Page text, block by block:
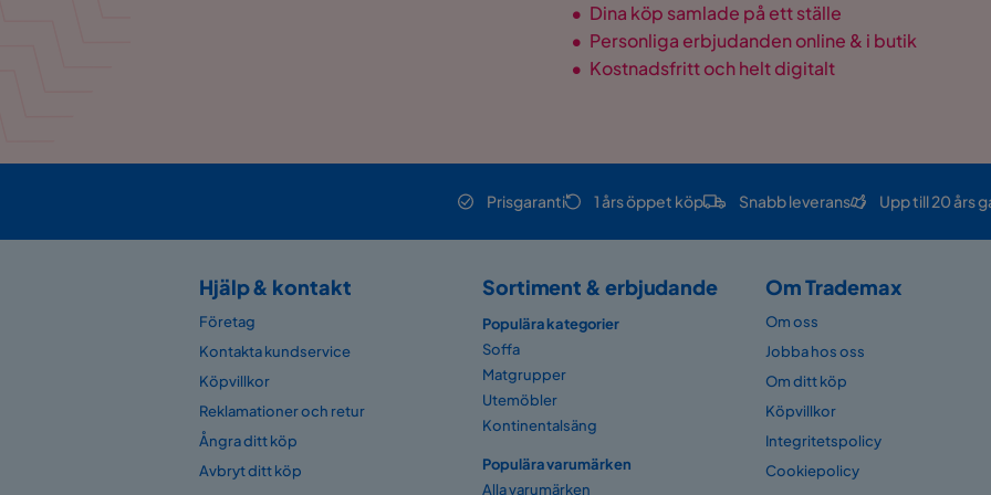
• Dina köp samlade på ett ställe
• Personliga erbjudanden online & i butik
• Kostnadsfritt och helt digitalt
Prisgaranti 1 års öppet köp Snabb leverans Upp till 20 års
Hjälp & kontakt
Företag
Kontakta kundservice
Köpvillkor
Reklamationer och retur
Ångra ditt köp
Avbryt ditt köp
Sortiment & erbjudande
Populära kategorier
Soffa
Matgrupper
Utemöbler
Kontinentalsäng
Populära varumärken
Alla varumärken
Om Trademax
Om oss
Jobba hos oss
Om ditt köp
Köpvillkor
Integritetspolicy
Cookiepolicy